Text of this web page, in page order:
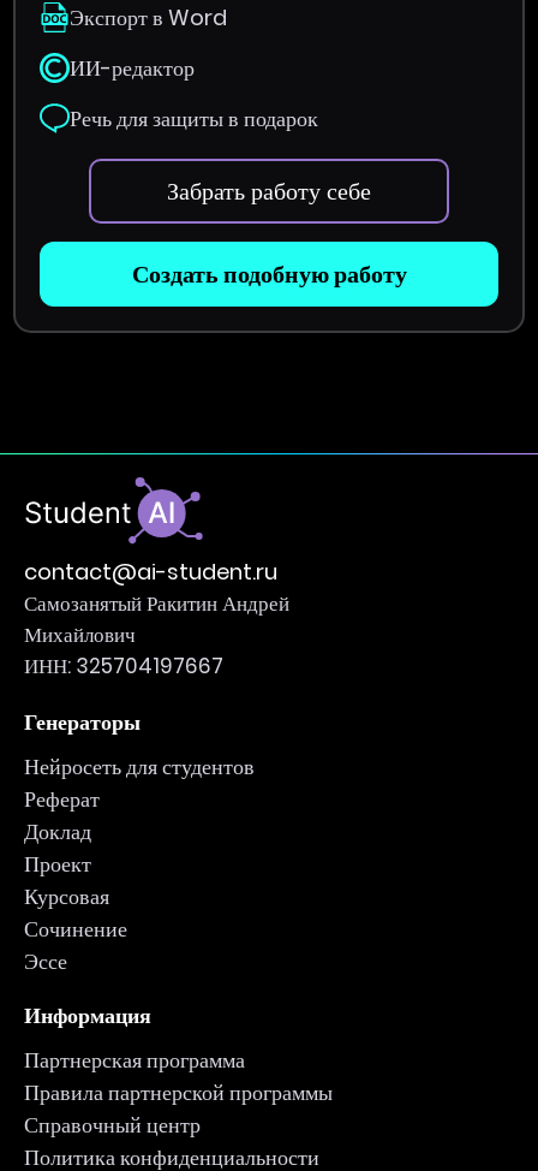
Экспорт в Word
ИИ-редактор
Речь для защиты в подарок
Забрать работу себе
Создать подобную работу
contact@ai-student.ru
Самозанятый Ракитин Андрей
Михайлович
ИНН: 325704197667
Генераторы
Нейросеть для студентов
Реферат
Доклад
Проект
Курсовая
Сочинение
Эссе
Информация
Партнерская программа
Правила партнерской программы
Справочный центр
Политика конфиденциальности